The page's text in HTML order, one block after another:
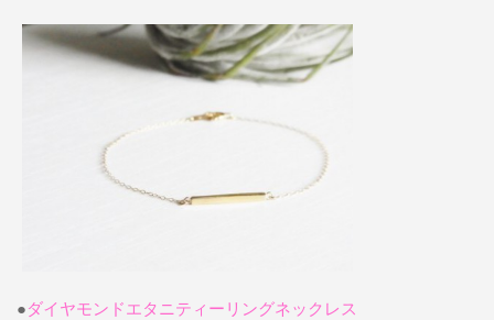
●ダイヤモンドエタニティーリングネックレス